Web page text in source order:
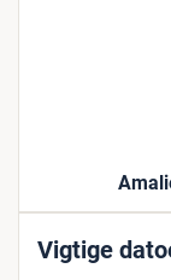
Vigtige